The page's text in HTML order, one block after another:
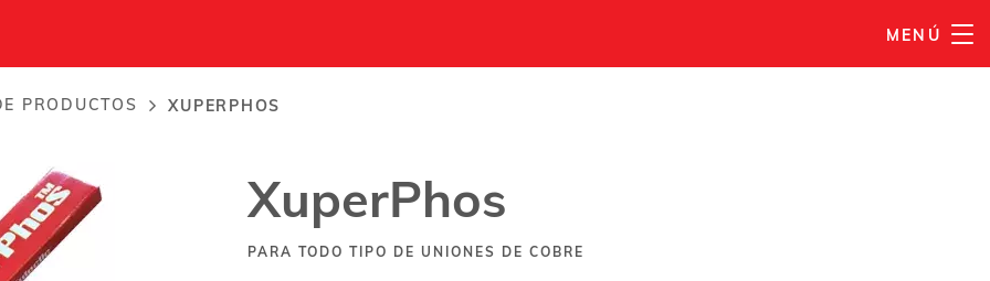
MENÚ
PRODUCTOS XUPERPHOS
XuperPhos
PARA TODO TIPO DE UNIONES DE COBRE